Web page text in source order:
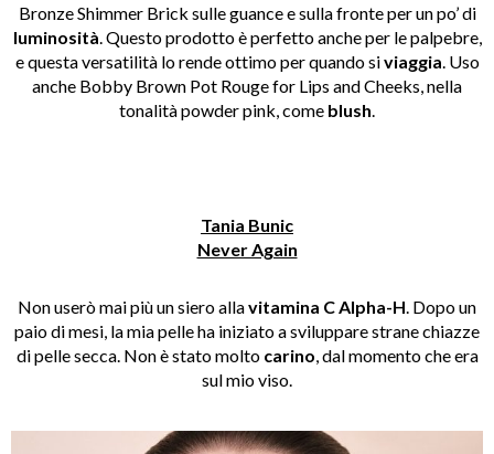
Bronze Shimmer Brick sulle guance e sulla fronte per un po’ di
luminosità. Questo prodotto è perfetto anche per le palpebre,
e questa versatilità lo rende ottimo per quando siviaggia. Uso
anche Bobby Brown Pot Rouge for Lips and Cheeks, nella
tonalità powder pink, come blush.
Tania Bunic
Never Again
Non userò mai più un siero allavitamina C Alpha-H. Dopo un
paio di mesi, la mia pelle ha iniziato a sviluppare strane chiazze
di pelle secca. Non è stato molto carino, dal momento che era
sul mio viso.